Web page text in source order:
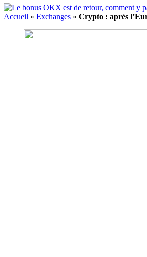
Accueil » Exchanges » Crypto : après